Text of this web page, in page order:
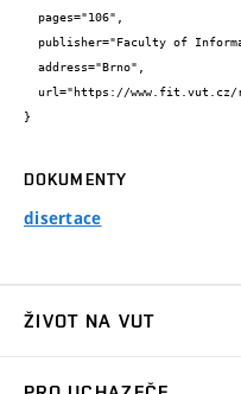
}
DOKUMENTY
disertace
ŽIVOT NA VUT